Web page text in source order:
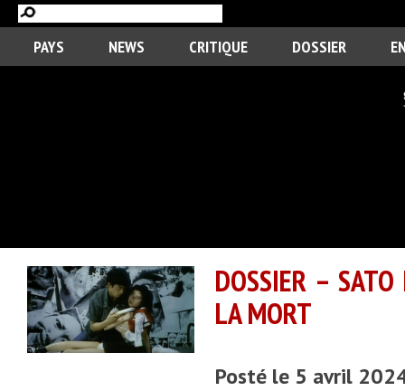
PAYS NEWS CRITIQUE DOSSIER
DOSSIER –
LA MORT
Posté le 5 avril